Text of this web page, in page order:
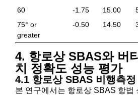
60
-1.75 15.00
75° or
greater
-0.50 14.50
4. 항로상 SBAS와 버
치 정확도 성능 평가
4.1 항로상 SBAS 비행측정
본 연구에서는 항로상 SBAS 항법